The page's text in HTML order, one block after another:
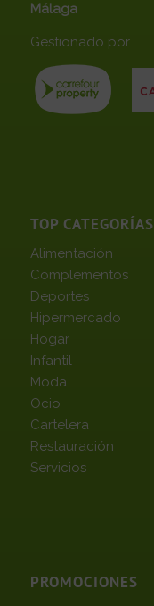
Málaga
Gestionado por
TOP CATEGORÍAS
Alimentación
Complementos
Deportes
Hipermercado
Hogar
Infantil
Moda
Ocio
Cartelera
Restauración
Servicios
PROMOCIONES